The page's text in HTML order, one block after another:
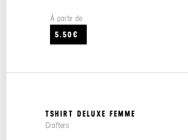
À partir de
5.50€
TSHIRT DELUXE FEMME
Crafters